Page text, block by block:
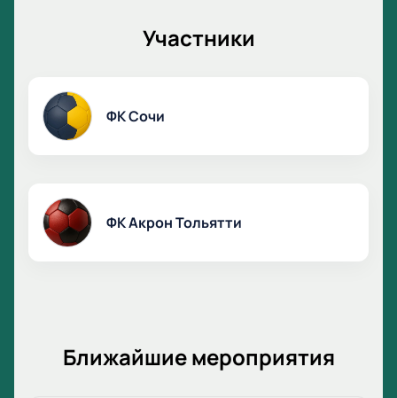
Участники
ФК Сочи
ФК Акрон Тольятти
Ближайшие мероприятия